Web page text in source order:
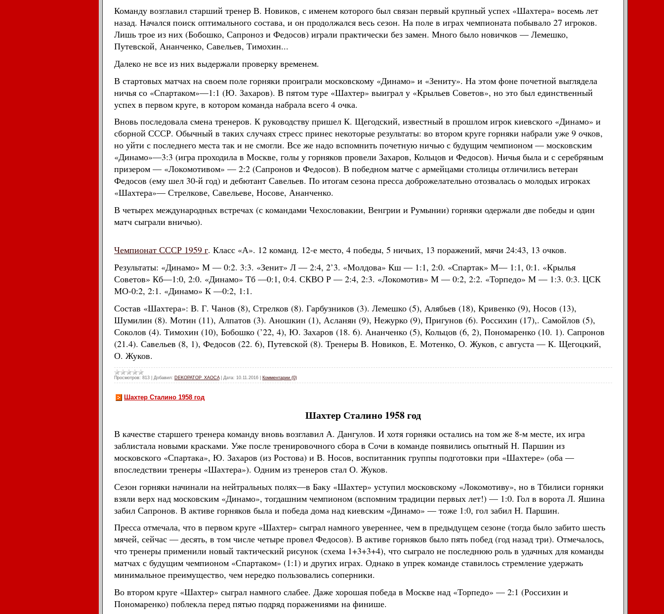
Команду возглавил старший тренер В. Новиков, с именем которого был связан первый крупный успех «Шахтера» восемь лет
назад. Начался поиск оптимального состава, и он продолжался весь сезон. На поле в играх чемпионата побывало 27 игроков.
Лишь трое из них (Бобошко, Сапроноз и Федосов) играли практически без замен. Много было новичков — Лемешко,
Путевской, Ананченко, Савельев, Тимохин...
Далеко не все из них выдержали проверку временем.
В стартовых матчах на своем поле горняки проиграли московскому «Динамо» и «Зениту». На этом фоне почетной выглядела
ничья со «Спартаком»—1:1 (Ю. Захаров). В пятом туре «Шахтер» выиграл у «Крыльев Советов», но это был единственный
успех в первом круге, в котором команда набрала всего 4 очка.
Вновь последовала смена тренеров. К руководству пришел К. Щегодский, известный в прошлом игрок киевского «Динамо» и
сборной СССР. Обычный в таких случаях стресс принес некоторые результаты: во втором круге горняки набрали уже 9 очков,
но уйти с последнего места так и не смогли. Все же надо вспомнить почетную ничью с будущим чемпионом — московским
«Динамо»—3:3 (игра проходила в Москве, голы у горняков провели Захаров, Кольцов и Федосов). Ничья была и с серебряным
призером — «Локомотивом» — 2:2 (Сапронов и Федосов). В победном матче с армейцами столицы отличились ветеран
Федосов (ему шел 30-й год) и дебютант Савельев. По итогам сезона пресса доброжелательно отозвалась о молодых игроках
«Шахтера»— Стрелкове, Савельеве, Носове, Ананченко.
В четырех международных встречах (с командами Чехословакии, Венгрии и Румынии) горняки одержали две победы и один
матч сыграли вничью).
Чемпионат СССР 1959 г. Класс «А». 12 команд. 12-е место, 4 победы, 5 ничьих, 13 поражений, мячи 24:43, 13 очков.
Результаты: «Динамо» М — 0:2. 3:3. «Зенит» Л — 2:4, 2’3. «Молдова» Кш — 1:1, 2:0. «Спартак» М— 1:1, 0:1. «Крылья
Советов» Кб—1:0, 2:0. «Динамо» Тб —0:1, 0:4. СКВО Р — 2:4, 2:3. «Локомотив» М — 0:2, 2:2. «Торпедо» М — 1:3. 0:3. ЦСК
МО-0:2, 2:1. «Динамо» К —0:2, 1:1.
Состав «Шахтера»: В. Г. Чанов (8), Стрелков (8). Гарбузников (3). Лемешко (5), Алябьев (18), Кривенко (9), Носов (13),
Шумилин (8). Мотин (11), Алпатов (3). Аношкин (1), Асланян (9), Нежурко (9), Пригунов (6). Россихин (17),. Самойлов (5),
Соколов (4). Тимохин (10), Бобошко (’22, 4), Ю. Захаров (18. 6). Ананченко (5), Кольцов (6, 2), Пономаренко (10. 1). Сапронов
(21.4). Савельев (8, 1), Федосов (22. 6), Путевской (8). Тренеры В. Новиков, Е. Мотенко, О. Жуков, с августа — К. Щегоцкий,
О. Жуков.
Просмотров: 813 Добавил: DEKOPATOP_XAOCA Дата: 10.11.2016 Комментарии (0)
Шахтер Сталино 1958 год
Шахтер Сталино 1958 год
В качестве старшего тренера команду вновь возглавил А. Дангулов. И хотя горняки остались на том же 8-м месте, их игра
заблистала новыми красками. Уже после тренировочного сбора в Сочи в команде появились опытный Н. Паршин из
московского «Спартака», Ю. Захаров (из Ростова) и В. Носов, воспитанник группы подготовки при «Шахтере» (оба —
впоследствии тренеры «Шахтера»). Одним из тренеров стал О. Жуков.
Сезон горняки начинали на нейтральных полях—в Баку «Шахтер» уступил московскому «Локомотиву», но в Тбилиси горняки
взяли верх над московским «Динамо», тогдашним чемпионом (вспомним традиции первых лет!) — 1:0. Гол в ворота Л. Яшина
забил Сапронов. В активе горняков была и победа дома над киевским «Динамо» — тоже 1:0, гол забил Н. Паршин.
Пресса отмечала, что в первом круге «Шахтер» сыграл намного увереннее, чем в предыдущем сезоне (тогда было забито шесть
мячей, сейчас — десять, в том числе четыре провел Федосов). В активе горняков было пять побед (год назад три). Отмечалось,
что тренеры применили новый тактический рисунок (схема 1+3+3+4), что сыграло не последнюю роль в удачных для команды
матчах с будущим чемпионом «Спартаком» (1:1) и других играх. Однако в упрек команде ставилось стремление удержать
минимальное преимущество, чем нередко пользовались соперники.
Во втором круге «Шахтер» сыграл намного слабее. Даже хорошая победа в Москве над «Торпедо» — 2:1 (Россихин и
Пономаренко) поблекла перед пятью подряд поражениями на финише.